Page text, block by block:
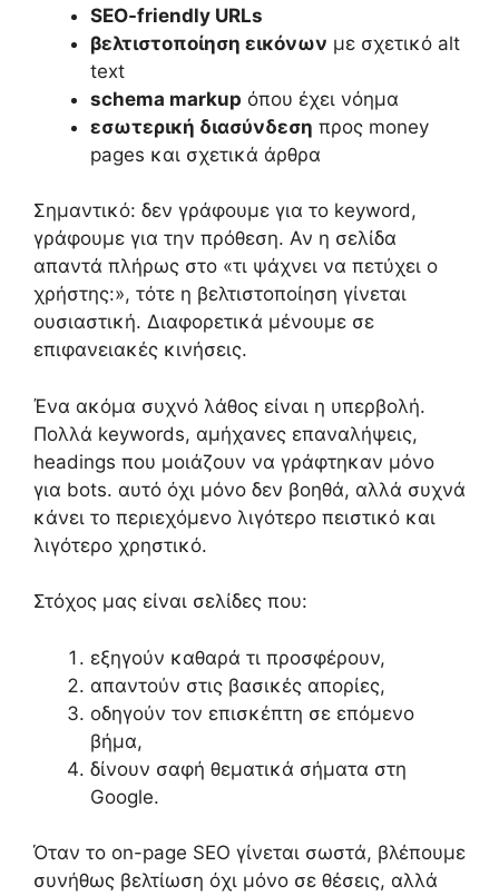
SEO-friendly URLs
βελτιστοποίηση εικόνων με σχετικό alt
text
schema markup όπου έχει νόημα
εσωτερική διασύνδεση προς money
pages και σχετικά άρθρα
Σημαντικό: δεν γράφουμε για το keyword,
γράφουμε για την πρόθεση. Αν η σελίδα
απαντά πλήρως στο «τι ψάχνει να πετύχει ο
χρήστης:», τότε η βελτιστοποίηση γίνεται
ουσιαστική. Διαφορετικά μένουμε σε
επιφανειακές κινήσεις.
Ένα ακόμα συχνό λάθος είναι η υπερβολή.
Πολλά keywords, αμήχανες επαναλήψεις,
headings που μοιάζουν να γράφτηκαν μόνο
για bots. αυτό όχι μόνο δεν βοηθά, αλλά συχνά
κάνει το περιεχόμενο λιγότερο πειστικό και
λιγότερο χρηστικό.
Στόχος μας είναι σελίδες που:
εξηγούν καθαρά τι προσφέρουν,
απαντούν στις βασικές απορίες,
οδηγούν τον επισκέπτη σε επόμενο
βήμα,
δίνουν σαφή θεματικά σήματα στη
Google.
Όταν το on-page SEO γίνεται σωστά, βλέπουμε
συνήθως βελτίωση όχι μόνο σε θέσεις, αλλά